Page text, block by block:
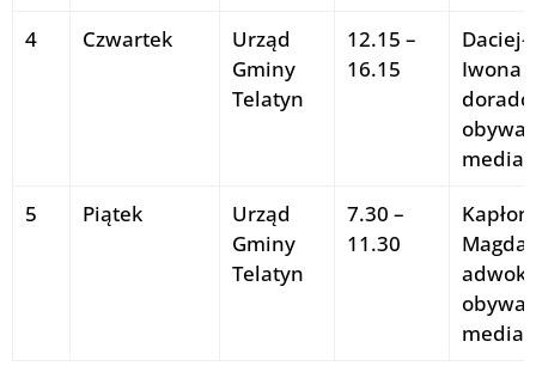
4
Czwartek
Urząd
Gminy
Telatyn
12.15 –
16.15
Iwona
5
Piątek
Urząd
Gminy
Telatyn
7.30 –
11.30